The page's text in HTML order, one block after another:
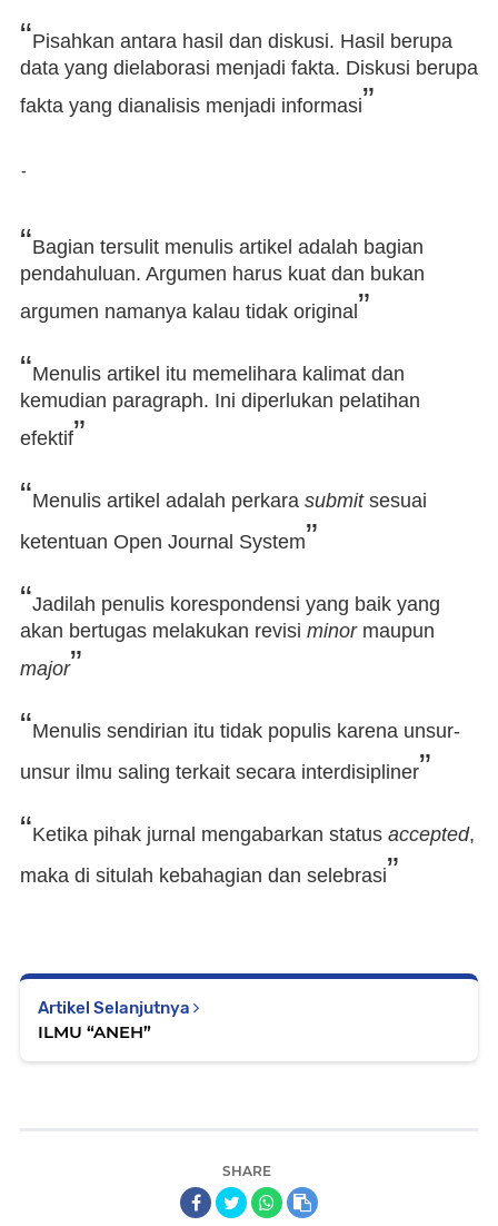
“Pisahkan antara hasil dan diskusi. Hasil berupa
data yang dielaborasi menjadi fakta. Diskusi berupa
fakta yang dianalisis menjadi informasi”
-
“Bagian tersulit menulis artikel adalah bagian
pendahuluan. Argumen harus kuat dan bukan
argumen namanya kalau tidak original ”
“Menulis artikel itu memelihara kalimat dan
kemudian paragraph. Ini diperlukan pelatihan
efektif”
“Menulis artikel adalah perkara submitsesuai
ketentuan Open Journal System”
“Jadilah penulis korespondensi yang baik yang
akan bertugas melakukan revisi minormaupun
major”
“Menulis sendirian itu tidak populis karena unsur-
unsur ilmu saling terkait secara interdisipliner”
“Ketika pihak jurnal mengabarkan status accepted,
maka di situlah kebahagian dan selebrasi”
Artikel Selanjutnya
ILMU “ANEH”
SHARE